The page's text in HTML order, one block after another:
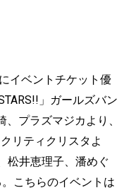
イベントチケット優
」ガールズバン
プラズマジカより、
リティクリスタよ
松井恵理子、潘めぐ
こちらのイベントは